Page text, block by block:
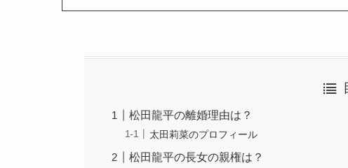
松田龍平の離婚理由は？
太田莉菜のプロフィール
松田龍平の長女の親権は？